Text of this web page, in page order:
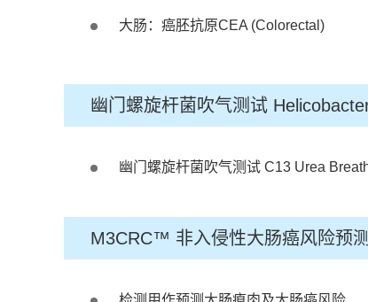
大肠：癌胚抗原CEA (Colorectal)
幽门螺旋杆菌吹气测试
幽门螺旋杆菌吹气测试 C13 Urea
M3CRC™ 非入侵性大肠癌风险预